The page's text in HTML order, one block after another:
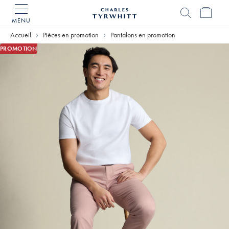
MENU
Tyrwhitt
Accueil Pièces en promotion Pantalons en promotion
PROMOTION